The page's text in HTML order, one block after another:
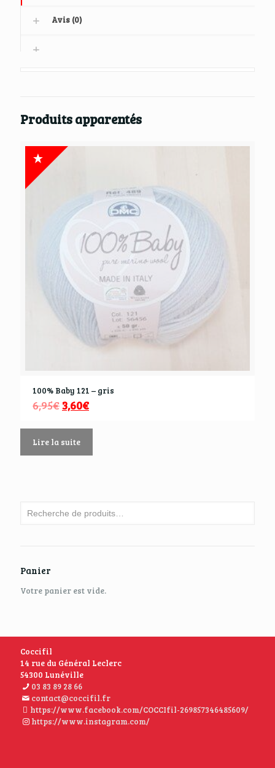
Avis (0)
Produits apparentés
100% Baby 121 – gris
6,95€3,60€
Lire la suite
Panier
Votre panier est vide.
Coccifil
14 rue du Général Leclerc
54300 Lunéville
03 83 89 28 66
contact@coccifil.fr
https://www.facebook.com/COCCIfil-269857346485609/
https://www.instagram.com/